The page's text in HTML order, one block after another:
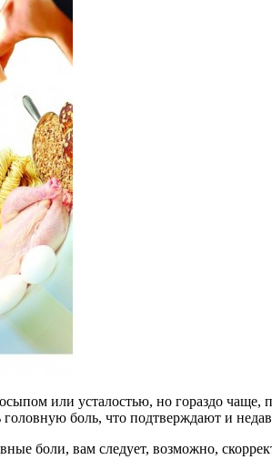
или усталостью, но гораздо
боль, что подтверждают и
боли, вам следует, возможно,